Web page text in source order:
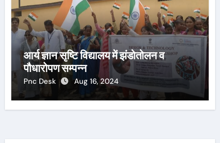
आर्य ज्ञान सृष्टि विद्यालय में झंडोतोलन व
पौधारोपण सम्पन्न
Pnc Desk Aug 16, 2024